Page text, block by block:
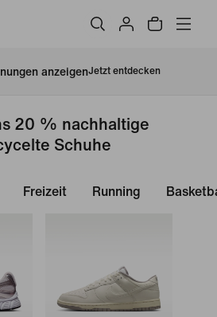
anzeigenJetzt entdecken
20 % nachhaltige
Schuhe
Freizeit Running